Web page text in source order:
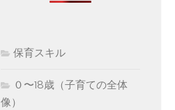
保育スキル
０〜18歳（子育ての全体
像）